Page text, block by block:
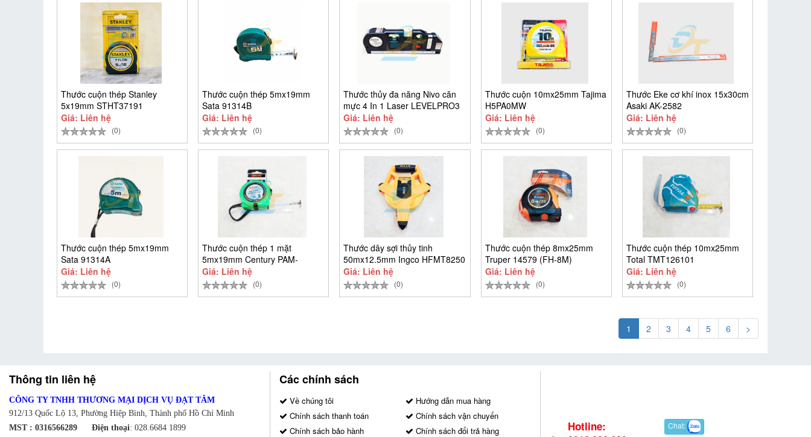
Thước cuộn thép Stanley
5x19mm STHT37191
Giá: Liên hệ
(0)
Thước cuộn thép 5mx19mm
Sata 91314B
Giá: Liên hệ
(0)
Thước thủy đa năng Nivo căn
mực 4 In 1 Laser LEVELPRO3
Giá: Liên hệ
(0)
Thước cuộn 10mx25mm Tajima
H5PA0MW
Giá: Liên hệ
(0)
Thước Eke cơ khí inox 15x30cm
Asaki AK-2582
Giá: Liên hệ
(0)
Thước cuộn thép 5mx19mm
Sata 91314A
Giá: Liên hệ
(0)
Thước cuộn thép 1 mặt
5mx19mm Century PAM-
CEN5M-T
Giá: Liên hệ
(0)
Thước dây sợi thủy tinh
50mx12.5mm Ingco HFMT8250
Giá: Liên hệ
(0)
Thước cuộn thép 8mx25mm
Truper 14579 (FH-8M)
Giá: Liên hệ
(0)
Thước cuộn thép 10mx25mm
Total TMT126101
Giá: Liên hệ
(0)
1 2 3 4 5 6 >
Thông tin liên hệ
CÔNG TY TNHH THƯƠNG MẠI DỊCH VỤ ĐẠT TÂM
912/13 Quốc Lộ 13, Phường Hiệp Bình, Thành phố Hồ Chí Minh
MST : 0316566289 Điện thoại: 028.6684 1899
Các chính sách
Về chúng tôi
Hướng dẫn mua hàng
Chính sách thanh toán
Chính sách vận chuyển
Chính sách bảo hành
Chính sách đổi trả hàng Hotline: Chat: